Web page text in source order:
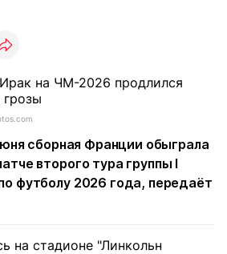
сборная Франции обыграла
второго тура группы I
футболу 2026 года, передаёт
на стадионе "Линкольн